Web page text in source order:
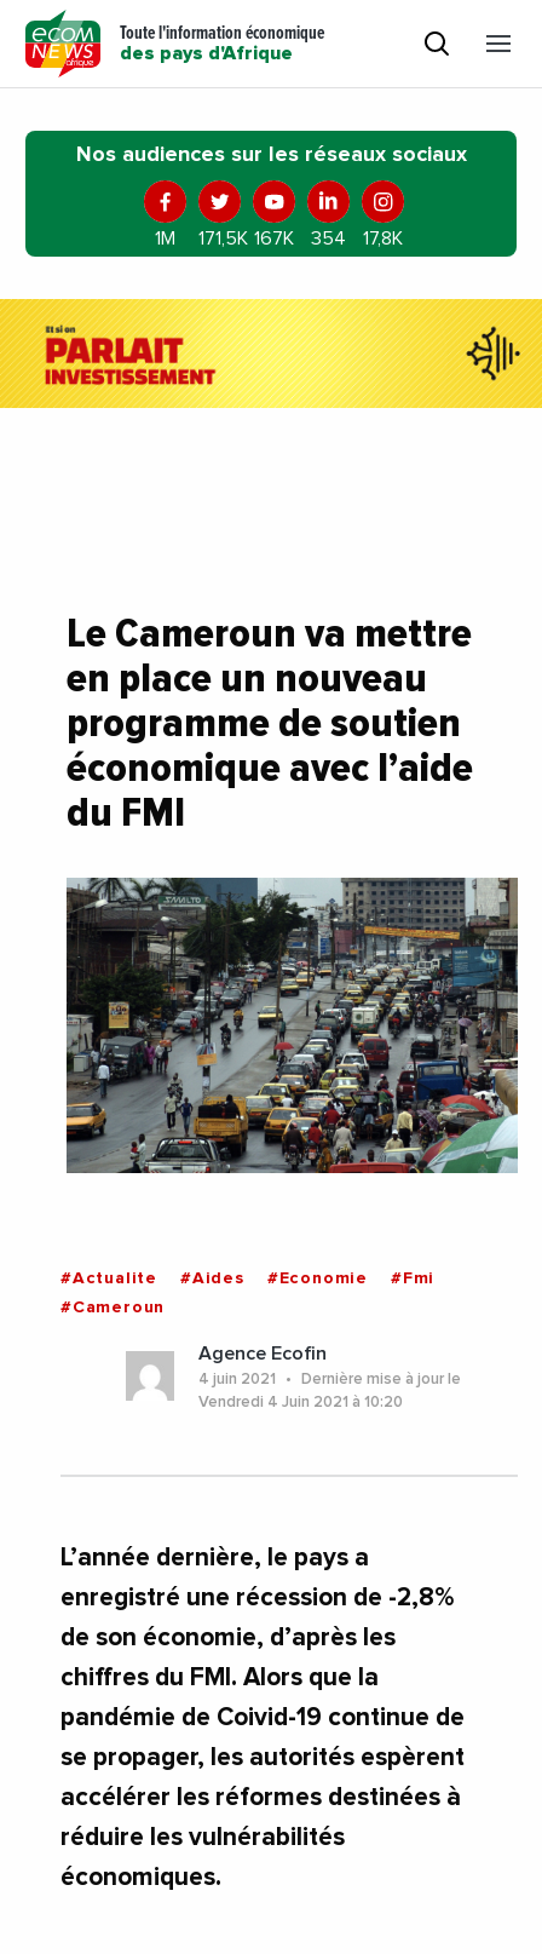
Toute l'information économique
des pays d'Afrique
Nos audiences sur les réseaux sociaux
1M 171,5K 167K 354 17,8K
Le Cameroun va mettre
en place un nouveau
programme de soutien
économique avec l’aide
du FMI
#Actualite #Aides #Economie
#Fmi
#Cameroun
Agence Ecofin
4 juin 2021
Dernière mise à jour le
Vendredi 4 Juin 2021 à 10:20
L’année dernière, le pays a
enregistré une récession de -2,8%
de son économie, d’après les
chiffres du FMI. Alors que la
pandémie de Coivid-19 continue de
se propager, les autorités espèrent
accélérer les réformes destinées à
réduire les vulnérabilités
économiques.